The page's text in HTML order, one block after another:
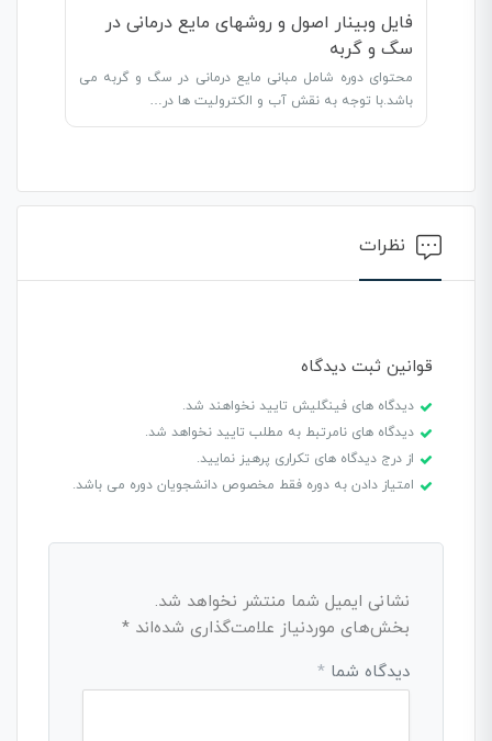
فایل وبینار اصول و روشهای مایع درمانی در
سگ و گربه
محتوای دوره شامل مبانی مایع درمانی در سگ و گربه می
باشد.با توجه به نقش آب و الکترولیت ها در…
نظرات
قوانین ثبت دیدگاه
دیدگاه های فینگلیش تایید نخواهند شد.
دیدگاه های نامرتبط به مطلب تایید نخواهد شد.
از درج دیدگاه های تکراری پرهیز نمایید.
امتیاز دادن به دوره فقط مخصوص دانشجویان دوره می باشد.
نشانی ایمیل شما منتشر نخواهد شد.
بخش‌های موردنیاز علامت‌گذاری شده‌اند *
دیدگاه شما *